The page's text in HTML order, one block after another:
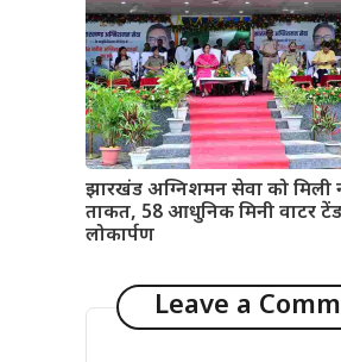
झारखंड अग्निशमन सेवा को मिली
ताकत, 58 आधुनिक मिनी वाटर
लोकार्पण
Leave a